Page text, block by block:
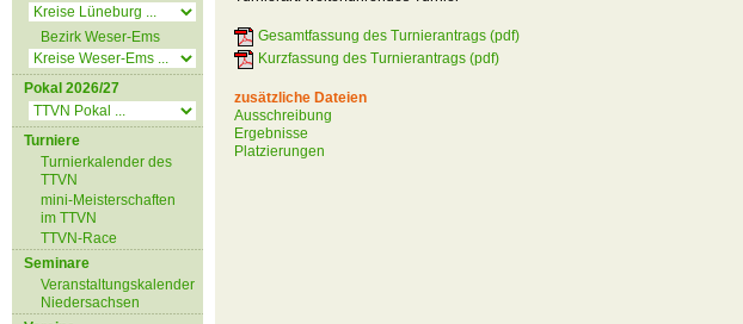
Bezirk Weser-Ems
Pokal 2026/27
Turniere
Turnierkalender des
TTVN
mini-Meisterschaften
im TTVN
TTVN-Race
Seminare
Veranstaltungskalender
Niedersachsen
Gesamtfassung des Turnierantrags (pdf)
Kurzfassung des Turnierantrags (pdf)
zusätzliche Dateien
Ausschreibung
Ergebnisse
Platzierungen